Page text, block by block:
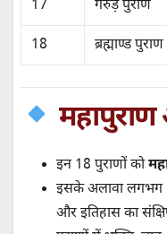
17 गरुड़ पुराण
18 ब्रह्माण्ड पुराण
इन 18 पुराणों को
इसके अलावा लगभग
और इतिहास का